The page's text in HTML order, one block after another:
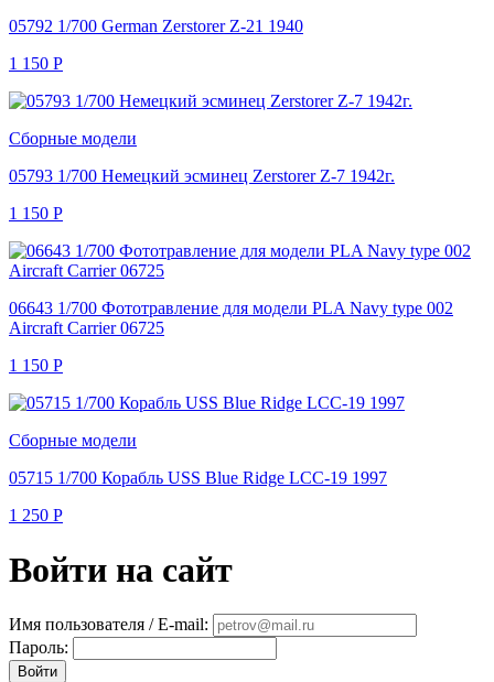
05792 1/700 German Zerstorer Z-21 1940
1 150 Р
Сборные модели
05793 1/700 Немецкий эсминец Zerstorer Z-7 1942г.
1 150 Р
06643 1/700 Фототравление для модели PLA Navy type 002
Aircraft Carrier 06725
1 150 Р
Сборные модели
05715 1/700 Корабль USS Blue Ridge LCC-19 1997
1 250 Р
Войти на сайт
Имя пользователя / E-mail:
Пароль:
Войти